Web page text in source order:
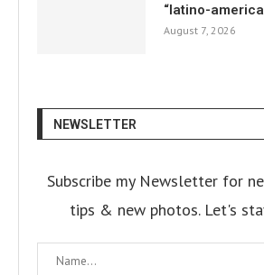
“latino-
August 7, 2026
NEWSLETTER
Subscribe my Newsletter for
tips & new photos. Let's